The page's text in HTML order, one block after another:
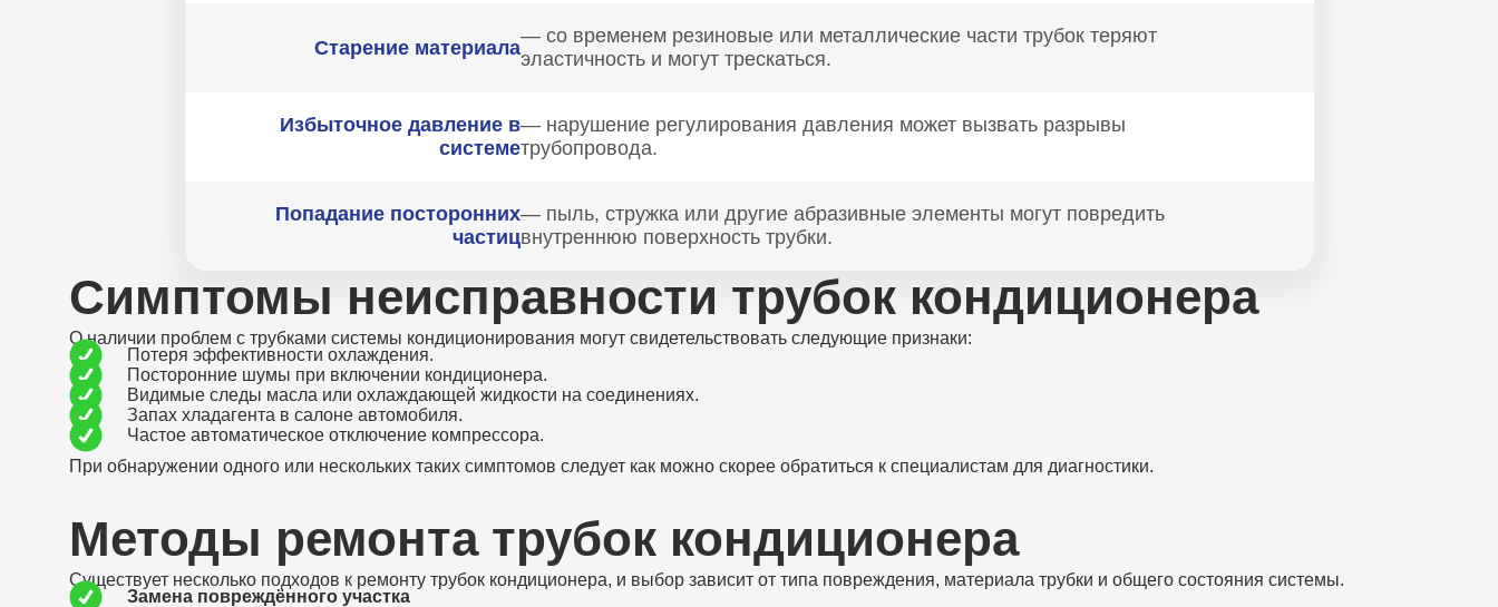
Старение материала
— со временем резиновые или металлические части трубок теряют
эластичность и могут трескаться.
Избыточное давление в
системе
— нарушение регулирования давления может вызвать разрывы
трубопровода.
Попадание посторонних
частиц
— пыль, стружка или другие абразивные элементы могут повредить
внутреннюю поверхность трубки.
Симптомы неисправности трубок кондиционера
О наличии проблем с трубками системы кондиционирования могут свидетельствовать следующие признаки:
Потеря эффективности охлаждения.
Посторонние шумы при включении кондиционера.
Видимые следы масла или охлаждающей жидкости на соединениях.
Запах хладагента в салоне автомобиля.
Частое автоматическое отключение компрессора.
При обнаружении одного или нескольких таких симптомов следует как можно скорее обратиться к специалистам для диагностики.
Методы ремонта трубок кондиционера
Существует несколько подходов к ремонту трубок кондиционера, и выбор зависит от типа повреждения, материала трубки и общего состояния системы.
Замена повреждённого участка